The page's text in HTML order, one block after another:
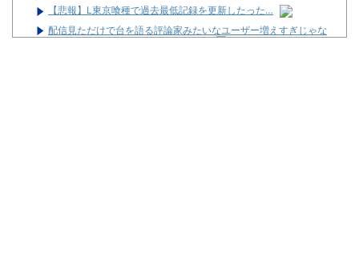
【悲報】L東京喰種で過去最低記録を更新したった…
配信見ただけで台を語る評論家みたいなユーザー増えすぎじゃな
い？金も使わずネガキャンって害悪だろ